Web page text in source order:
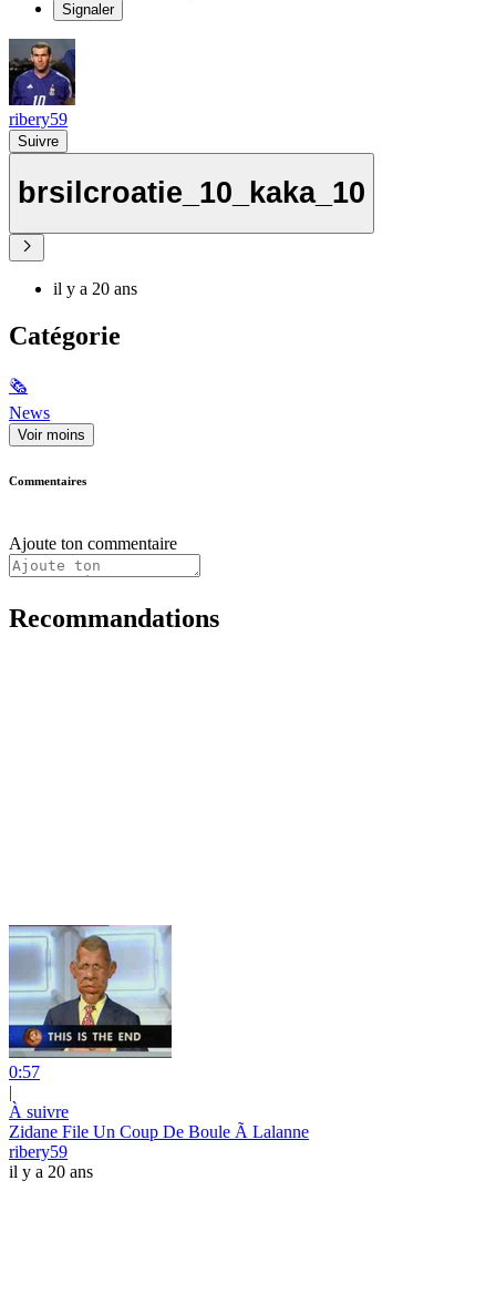
Signaler
ribery59
Suivre
brsilcroatie_10_kaka_10
il y a 20 ans
Catégorie
🗞
News
Voir moins
Commentaires
Ajoute ton commentaire
Recommandations
0:57
|
À suivre
Zidane File Un Coup De Boule Ã Lalanne
ribery59
il y a 20 ans